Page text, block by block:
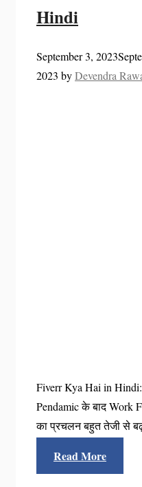
Hindi
September 3, 2023
2023 byDevendra
Fiverr Kya Hai in
Pendamic के बाद Work
का प्रचलन बहुत तेजी से
Read More